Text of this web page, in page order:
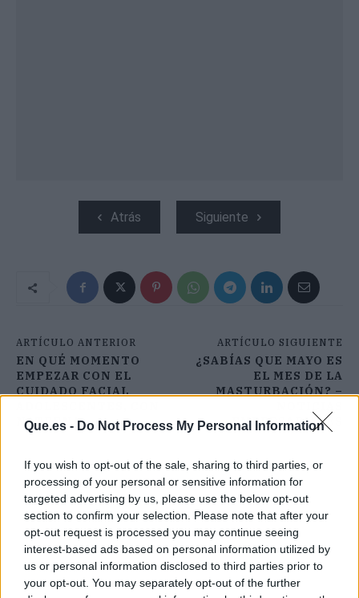
Que.es - Do Not Process My Personal Information
If you wish to opt-out of the sale, sharing to third parties, or
processing of your personal or sensitive information for
targeted advertising by us, please use the below opt-out
section to confirm your selection. Please note that after your
opt-out request is processed you may continue seeing
interest-based ads based on personal information utilized by
us or personal information disclosed to third parties prior to
your opt-out. You may separately opt-out of the further
Atrás Siguiente
ARTÍCULO ANTERIOR
EN QUÉ MOMENTO
EMPEZAR CON EL
CUIDADO FACIAL
NATEENA
ARTÍCULO SIGUIENTE
¿SABÍAS QUE MAYO ES
EL MES DE LA
MASTURBACIÓN? –
EMPRESARIALES